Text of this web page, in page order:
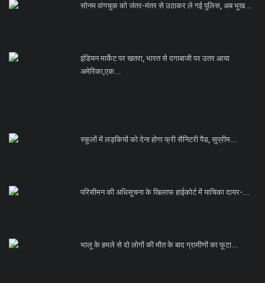
सोनम वांगचुक को जंतर-मंतर से उठाकर ले गई पुलिस, अब भूख...
इंडियन मार्केट पर खतरा, भारत से दगाबाजी पर उतर आया
अमेरिका,एक...
स्कूलों में लड़कियों को देना होगा फ्री सैनिटरी पैड, सुप्रीम...
परिसीमन की अधिसूचना के खिलाफ हाईकोर्ट में याचिका दायर-...
भालू के हमले से दो लोगों की मौत के बाद ग्रामीणों का फूटा...